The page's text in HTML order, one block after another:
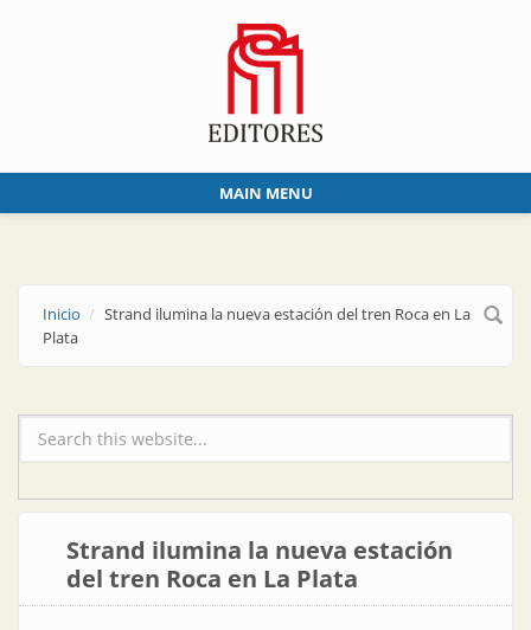
MAIN MENU
Inicio
Strand ilumina la nueva estación del tren Roca en La
Plata
Formulario de búsqueda
Strand ilumina la nueva estación
del tren Roca en La Plata